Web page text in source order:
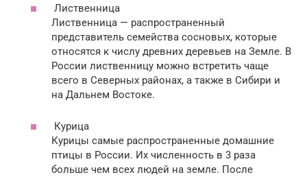
Лиственница
Лиственница — распространенный
представитель семейства сосновых, которые
относятся к числу древних деревьев на Земле. В
России лиственницу можно встретить чаще
всего в Северных районах, а также в Сибири и
на Дальнем Востоке.
Курица
Курицы самые распространенные домашние
птицы в России. Их численность в 3 раза
больше чем всех людей на земле. После